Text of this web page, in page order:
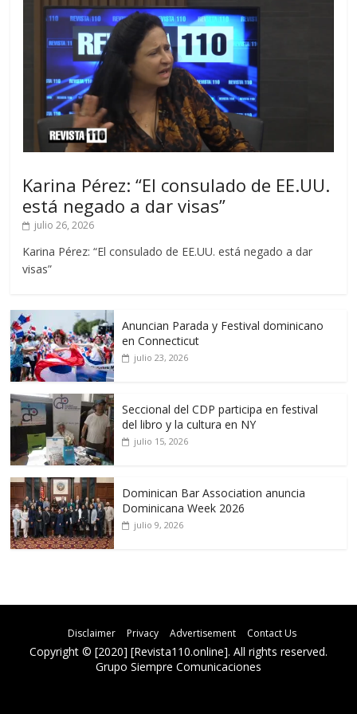
Karina Pérez: “El consulado de EE.UU.
está negado a dar visas”
julio 26, 2026
Karina Pérez: “El consulado de EE.UU. está negado a dar
visas”
Anuncian Parada y Festival dominicano
en Connecticut
julio 23, 2026
Seccional del CDP participa en festival
del libro y la cultura en NY
julio 15, 2026
Dominican Bar Association anuncia
Dominicana Week 2026
julio 9, 2026
Disclaimer Privacy Advertisement Contact Us
Copyright © [2020] [Revista110.online]. All rights reserved.
Grupo Siempre Comunicaciones